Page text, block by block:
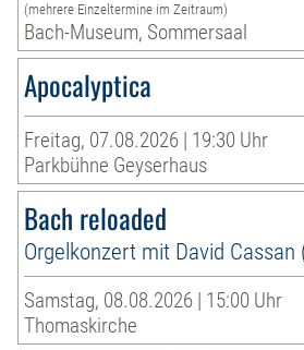
(mehrere Einzeltermine im Zeitraum)
Bach-Museum, Sommersaal
Apocalyptica
Freitag, 07.08.2026 | 19:30 Uhr
Parkbühne Geyserhaus
Bach reloaded
Orgelkonzert mit David Cassan
Samstag, 08.08.2026 | 15:00 Uhr
Thomaskirche